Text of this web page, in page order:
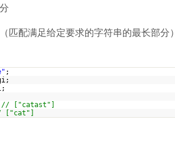
配满足给定要求的字符串的最长部分）
;
// ["catast"]
["cat"]